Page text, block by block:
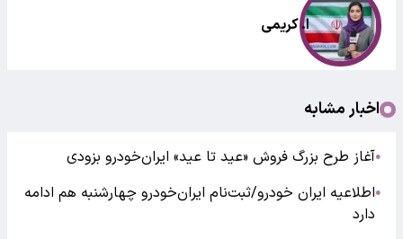
ا. کریمی
اخبار مشابه
●آغاز طرح بزرگ فروش «عید تا عید» ایران‌خودرو‌ بزودی
●اطلاعیه ایران خودرو/ثبت‌نام ایران‌خودرو چهارشنبه هم ادامه
دارد